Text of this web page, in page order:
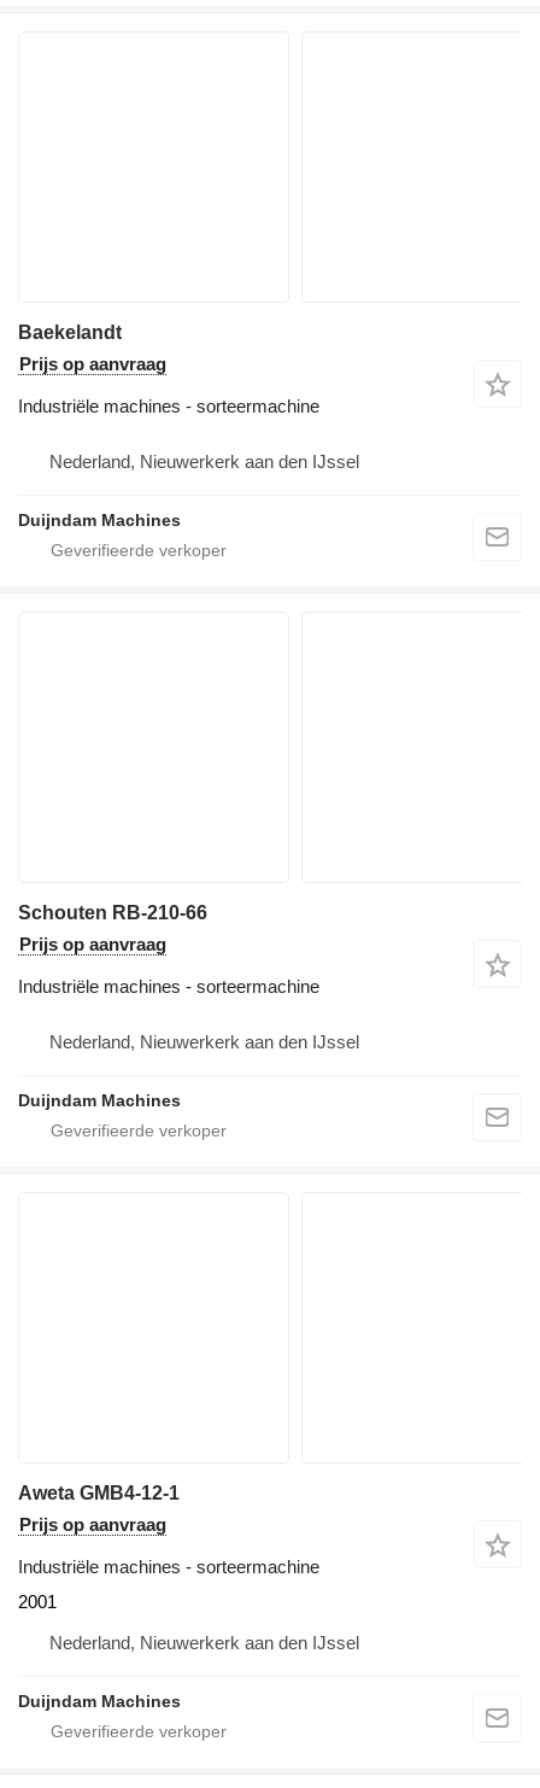
Baekelandt
Prijs op aanvraag
Industriële machines - sorteermachine
Nederland, Nieuwerkerk aan den IJssel
Duijndam Machines
Schouten RB-210-66
Prijs op aanvraag
Industriële machines - sorteermachine
Nederland, Nieuwerkerk aan den IJssel
Duijndam Machines
Aweta GMB4-12-1
Prijs op aanvraag
Industriële machines - sorteermachine
2001
Nederland, Nieuwerkerk aan den IJssel
Duijndam Machines